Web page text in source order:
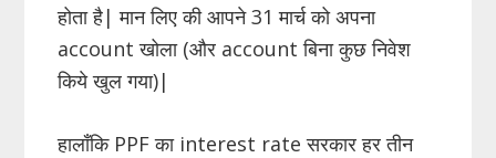
होता है| मान लिए की आपने 31 मार्च को अपना
account खोला (और account बिना कुछ निवेश
किये खुल गया)|
हालाँकि PPF का interest rate सरकार हर तीन